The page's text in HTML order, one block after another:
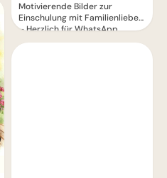
Motivierende Bilder zur
Einschulung mit Familienliebe
– Herzlich für WhatsApp